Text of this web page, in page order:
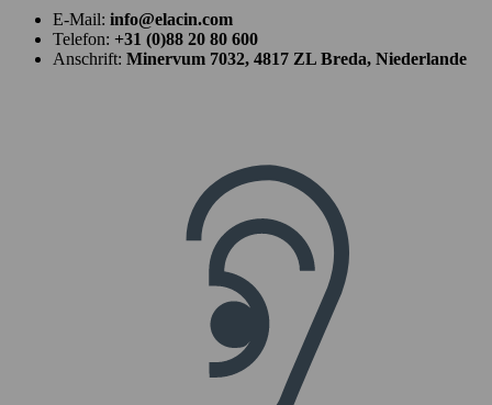
E-Mail: info@elacin.com
Telefon: +31 (0)88 20 80 600
Anschrift: Minervum 7032, 4817 ZL Breda, Niederlande